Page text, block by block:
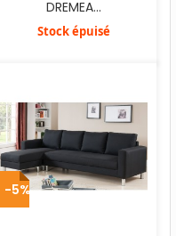
DREMEA...
Stock épuisé
-5%